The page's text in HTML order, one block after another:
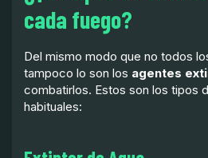
cada fuego?
Del mismo modo que no todos
tampoco lo son los agentes
combatirlos. Estos son los tipos
habituales: